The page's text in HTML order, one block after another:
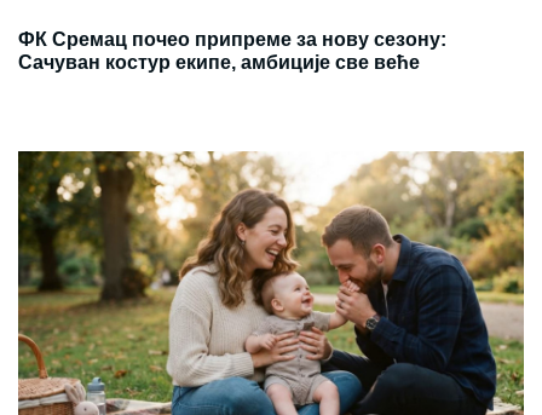
ФК Сремац почео припреме за нову сезону:
Сачуван костур екипе, амбиције све веће